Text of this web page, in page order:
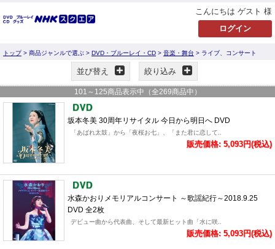
こんにちは ゲスト 様
トップ> 商品ジャンルで選ぶ > DVD・ブルーレイ・CD > 音楽・舞台 > ライブ、コンサート
並び替え 絞り込み
101 ～ 125商品表示中（全269商品中）
坂本冬美 30周年リサイタル 今日から明日へ DVD
「あばれ太鼓」から「夜桜お七」、「また君に恋して..
販売価格: 5,093円(税込)
水森かおりメモリアルコンサート ～歌謡紀行～2018.9.25
DVD 全2枚
デビュー曲から代表曲、そして最新ヒット曲「水に咲..
販売価格: 5,093円(税込)